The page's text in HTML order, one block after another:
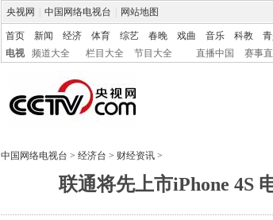
央视网 中国网络电视台 网站地图
首页 新闻 经济 体育 综艺 春晚 戏曲 音乐 科教
电视
频道大全 栏目大全 节目大全 直播中国 赛事
中国网络电视台 > 经济台 > 财经资讯 >
联通将先上市iPhone 4S